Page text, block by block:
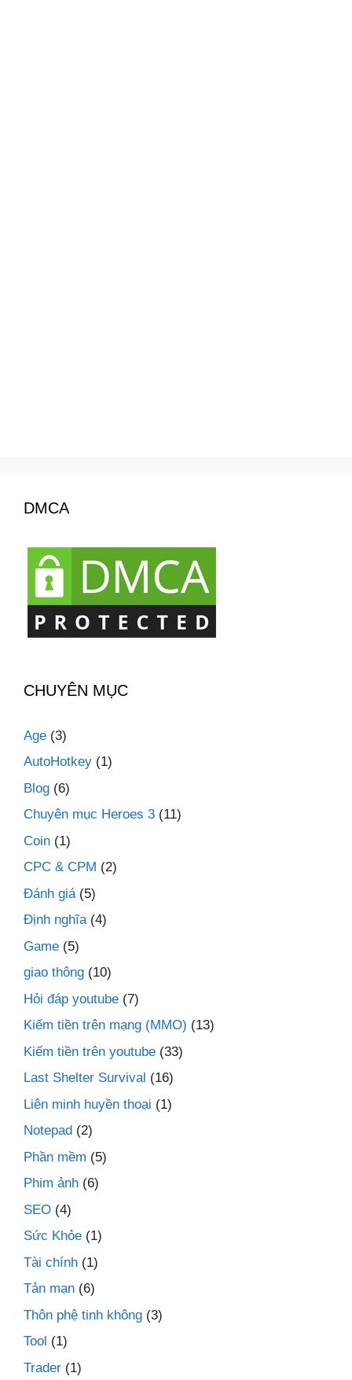
DMCA
CHUYÊN MỤC
Age (3)
AutoHotkey (1)
Blog (6)
Chuyên mục Heroes 3 (11)
Coin (1)
CPC & CPM (2)
Đánh giá (5)
Định nghĩa(4)
Game (5)
giao thông (10)
Hỏi đáp youtube (7)
Kiếm tiền trên mạng (MMO) (13)
Kiếm tiền trên youtube (33)
Last Shelter Survival (16)
Liên minh huyền thoại (1)
Notepad (2)
Phần mềm (5)
Phim ảnh (6)
SEO (4)
Sức Khỏe (1)
Tài chính (1)
Tản mạn (6)
Thôn phệ tinh không (3)
Tool (1)
Trader (1)